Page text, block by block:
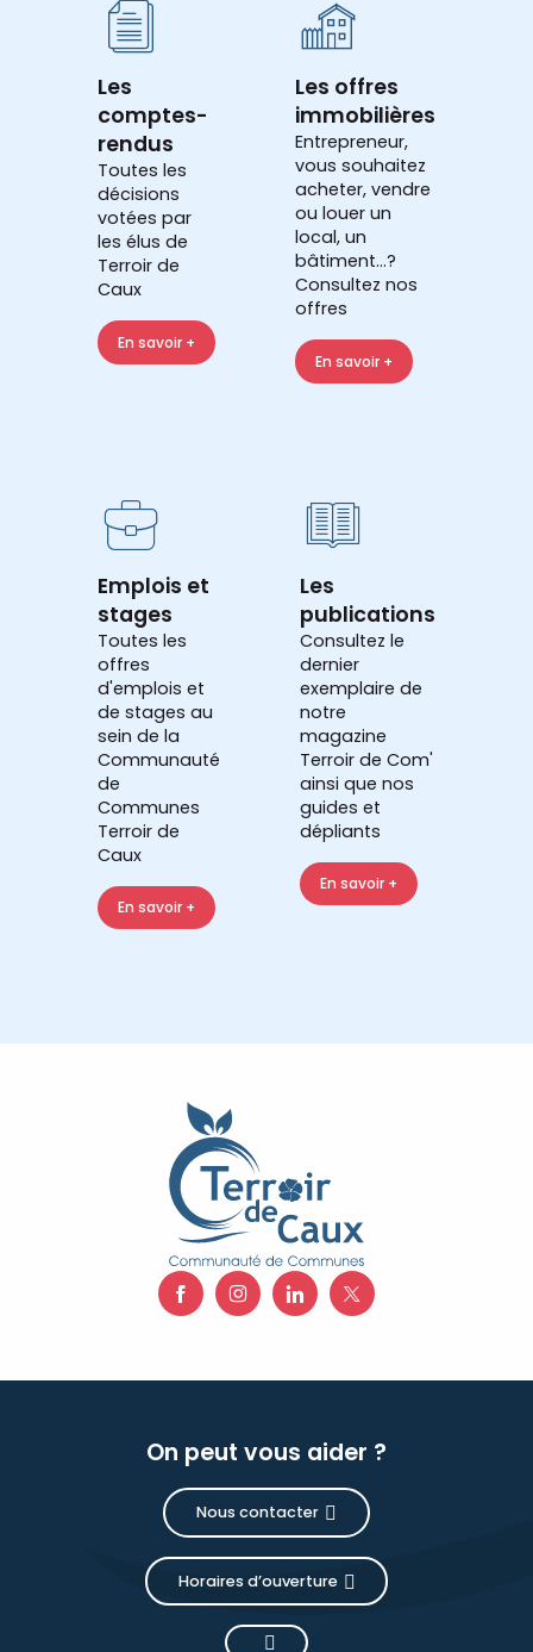
Les
comptes-
rendus
Toutes les
décisions
votées par
les élus de
Terroir de
Caux
En savoir +
Les offres
immobilières
Entrepreneur,
vous souhaitez
acheter, vendre
ou louer un
local, un
bâtiment...?
Consultez nos
offres
En savoir +
Emplois et
stages
Toutes les
offres
d'emplois et
de stages au
sein de la
Communauté
de
Communes
Terroir de
Caux
En savoir +
Les
publications
Consultez le
dernier
exemplaire de
notre
magazine
Terroir de Com'
ainsi que nos
guides et
dépliants
En savoir +
On peut vous aider ?
Nous contacter
Horaires d’ouverture